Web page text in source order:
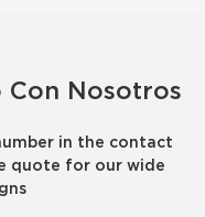
Con Nosotros
in the contact
quote for our wide